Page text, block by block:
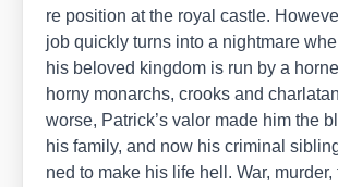
re posi­ti­on at the roy­al cast­le.
job quick­ly turns into a night­ma­re
his bel­oved king­dom is run by a
hor­ny mon­archs, crooks and
worse, Patrick’s valor made him the
his fami­ly, and now his cri­mi­nal
ned to make his life hell. War, mur­der,